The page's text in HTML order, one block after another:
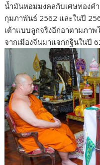
น้ำมันหอมมงคลกับเศษทองค
กุมภาพันธ์ 2562 และในปี
เต้าแบบลูกจริงอีกอาตามภาพ
จากเมืองจีนมาแจกกฐินในปี